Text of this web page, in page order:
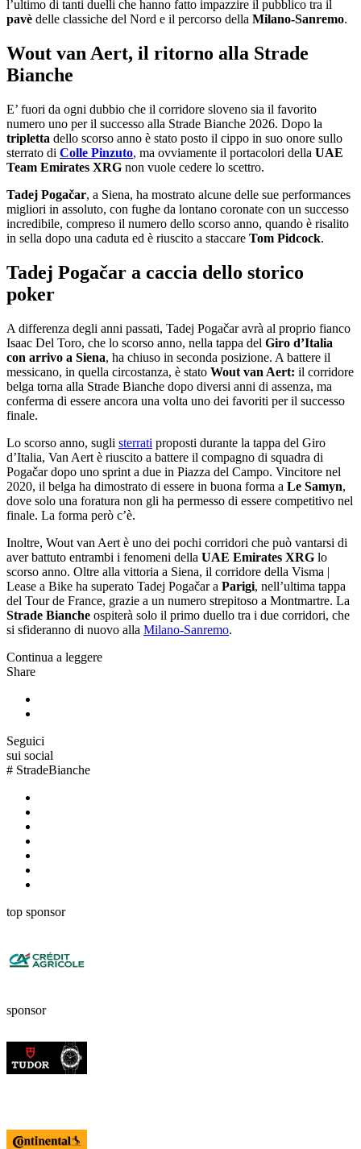
l’ultimo di tanti duelli che hanno fatto impazzire il pubblico tra il
pavè delle classiche del Nord e il percorso della Milano-Sanremo.
Wout van Aert, il ritorno alla Strade
Bianche
E’ fuori da ogni dubbio che il corridore sloveno sia il favorito
numero uno per il successo alla Strade Bianche 2026. Dopo la
tripletta dello scorso anno è stato posto il cippo in suo onore sullo
sterrato di Colle Pinzuto, ma ovviamente il portacolori della UAE
Team Emirates XRG non vuole cedere lo scettro.
Tadej Pogačar, a Siena, ha mostrato alcune delle sue performances
migliori in assoluto, con fughe da lontano coronate con un successo
incredibile, compreso il numero dello scorso anno, quando è risalito
in sella dopo una caduta ed è riuscito a staccare Tom Pidcock.
Tadej Pogačar a caccia dello storico
poker
A differenza degli anni passati, Tadej Pogačar avrà al proprio fianco
Isaac Del Toro, che lo scorso anno, nella tappa del Giro d’Italia
con arrivo a Siena, ha chiuso in seconda posizione. A battere il
messicano, in quella circostanza, è stato Wout van Aert: il corridore
belga torna alla Strade Bianche dopo diversi anni di assenza, ma
conferma di essere ancora una volta uno dei favoriti per il successo
finale.
Lo scorso anno, sugli sterrati proposti durante la tappa del Giro
d’Italia, Van Aert è riuscito a battere il compagno di squadra di
Pogačar dopo uno sprint a due in Piazza del Campo. Vincitore nel
2020, il belga ha dimostrato di essere in buona forma a Le Samyn,
dove solo una foratura non gli ha permesso di essere competitivo nel
finale. La forma però c’è.
Inoltre, Wout van Aert è uno dei pochi corridori che può vantarsi di
aver battuto entrambi i fenomeni della UAE Emirates XRG lo
scorso anno. Oltre alla vittoria a Siena, il corridore della Visma |
Lease a Bike ha superato Tadej Pogačar a Parigi, nell’ultima tappa
del Tour de France, grazie a un numero strepitoso a Montmartre. La
Strade Bianche ospiterà solo il primo duello tra i due corridori, che
si sfideranno di nuovo alla Milano-Sanremo.
Continua a leggere
Share
Seguici
sui social
# StradeBianche
top sponsor
sponsor